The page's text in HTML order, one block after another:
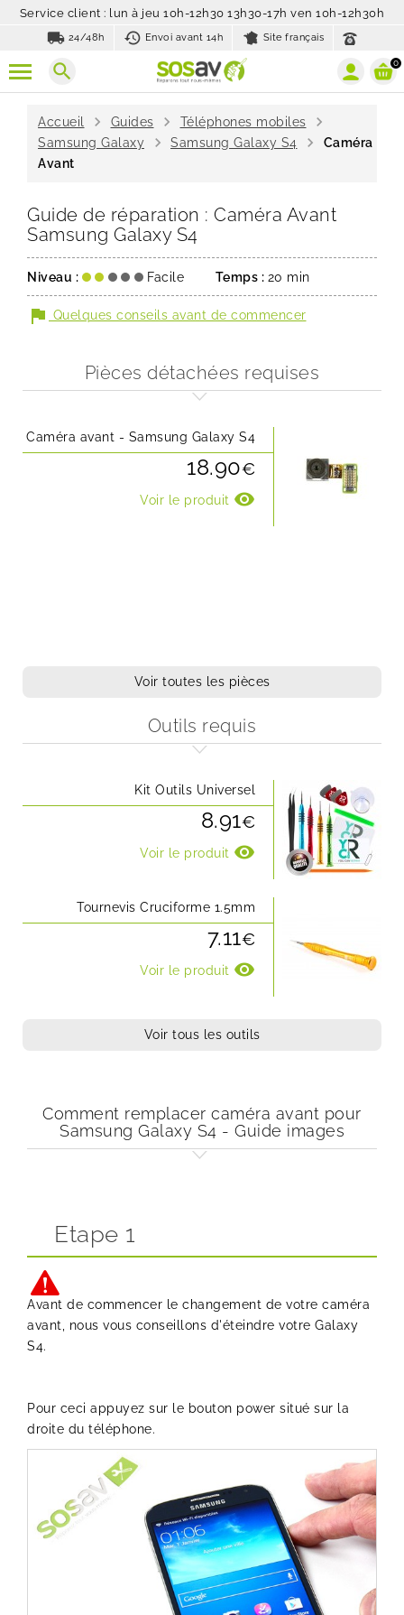
Service client : lun à jeu 10h-12h30 13h30-17h ven 10h-12h30h
local_shipping 24/48h history_toggle_off
Envoi avant 14h Site français
search 0
Accueil chevron_right Guides chevron_right Téléphones mobiles chevron_right
Samsung Galaxy chevron_right Samsung Galaxy S4 chevron_right
Caméra
Avant
Guide de réparation : Caméra Avant
Samsung Galaxy S4
Niveau : Facile Temps : 20 min
flag Quelques conseils avant de commencer
Pièces détachées requises
Caméra avant - Samsung Galaxy S4
18.90€
Voir le produit visibility
Voir toutes les pièces
Outils requis
Kit Outils Universel
8.91€
Voir le produit visibility
Tournevis Cruciforme 1.5mm
7.11€
Voir le produit visibility
Voir tous les outils
Comment remplacer caméra avant pour
Samsung Galaxy S4 - Guide images
Etape 1
Avant de commencer le changement de votre caméra
avant, nous vous conseillons d'éteindre votre Galaxy
S4.
Pour ceci appuyez sur le bouton power situé sur la
droite du téléphone.